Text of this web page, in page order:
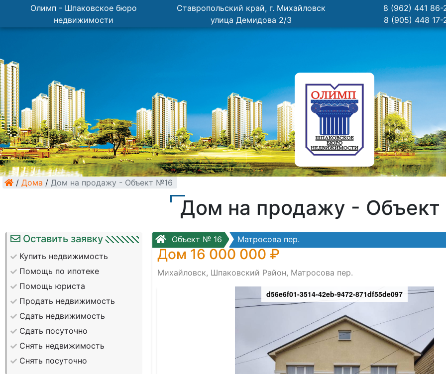
Олимп - Шпаковское бюро
недвижимости
Ставропольский край, г. Михайловск
улица Демидова 2/3
8 (962) 441 86-
8 (905) 448 17-
/ Дома / Дом на продажу - Объект №16
Дом на продажу -
Оставить заявку
Купить недвижимость
Помощь по ипотеке
Помощь юриста
Продать недвижимость
Сдать недвижимость
Сдать посуточно
Снять недвижимость
Снять посуточно
Объект № 16 Матросова пер.
Дом 16 000 000 ₽
Михайловск, Шпаковский Район, Матросова пер.
d56e6f01-3514-42eb-9472-871df55de097